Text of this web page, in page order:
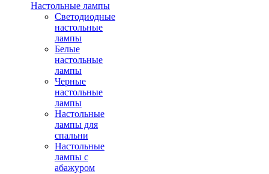
Настольные лампы
Светодиодные
настольные
лампы
Белые
настольные
лампы
Черные
настольные
лампы
Настольные
лампы для
спальни
Настольные
лампы с
абажуром